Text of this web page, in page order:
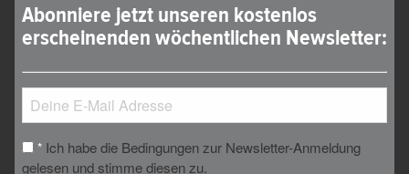
Abonniere jetzt unseren kostenlos
erscheinenden wöchentlichen Newsletter:
* Ich habe die Bedingungen zur Newsletter-Anmeldung
gelesen und stimme diesen zu.